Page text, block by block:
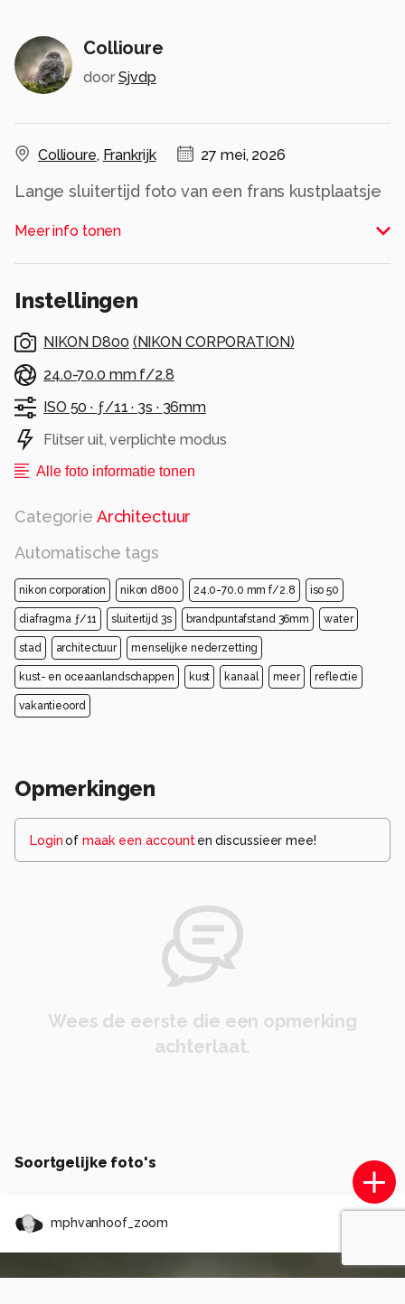
Collioure
door Sjvdp
Collioure, Frankrijk 27 mei, 2026
Lange sluitertijd foto van een frans kustplaatsje
Alle rechten voorbehouden
Meer info tonen
Instellingen
NIKON D800 (NIKON CORPORATION)
24.0-70.0 mm f/2.8
ISO 50 · ƒ/11 · 3s · 36mm
Flitser uit, verplichte modus
Alle foto informatie tonen
Categorie Architectuur
Automatische tags
nikon corporation nikon d800 24.0-70.0 mm f/2.8 iso 50
diafragma ƒ/11 sluitertijd 3s brandpuntafstand 36mm water
stad architectuur menselijke nederzetting
kust- en oceaanlandschappen kust kanaal meer reflectie
vakantieoord
Opmerkingen
Loginof maak een account en discussieer mee!
Wees de eerste die een opmerking
achterlaat.
Soortgelijke foto's
mphvanhoof_zoom